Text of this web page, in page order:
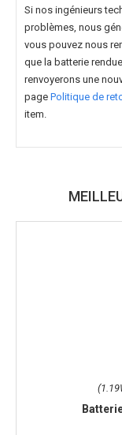
Si nos ingénieurs
problèmes, nous
vous pouvez nous
que la batterie
renvoyerons une
page Politique de
item.